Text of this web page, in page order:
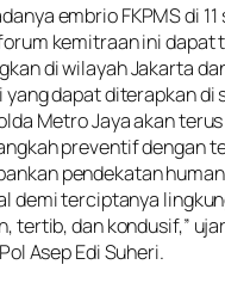
embrio FKPMS di
kemitraan ini dapat
di wilayah Jakarta
yang dapat diterapkan di
Metro Jaya akan
preventif dengan
pendekatan
demi terciptanya
tertib, dan kondusif,”
Asep Edi Suheri.